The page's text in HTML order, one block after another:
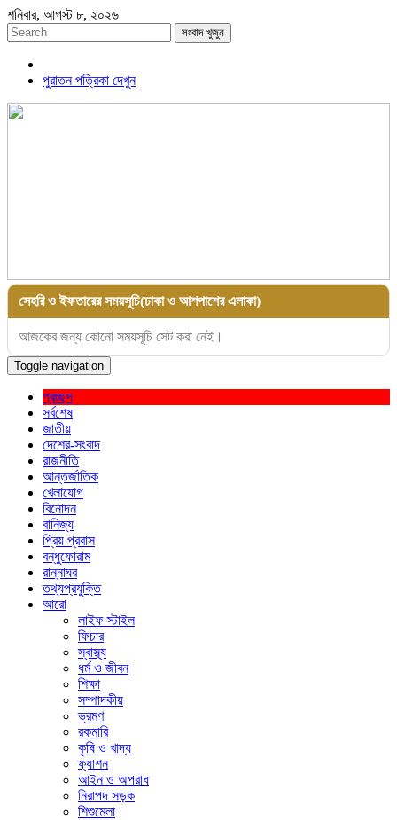
শনিবার, আগস্ট ৮, ২০২৬
সংবাদ খুজুন
পুরাতন পত্রিকা দেখুন
সেহরি ও ইফতারের সময়সূচি(ঢাকা ও আশপাশের এলাকা)
আজকের জন্য কোনো সময়সূচি সেট করা নেই।
Toggle navigation
প্রচ্ছদ
সর্বশেষ
জাতীয়
দেশের-সংবাদ
রাজনীতি
আন্তর্জাতিক
খেলাযোগ
বিনোদন
বানিজ্য
প্রিয় প্রবাস
বন্ধুফোরাম
রান্নাঘর
তথ্যপ্রযুক্তি
আরো
লাইফ স্টাইল
ফিচার
স্বাস্থ্য
ধর্ম ও জীবন
শিক্ষা
সম্পাদকীয়
ভ্রমণ
রকমারি
কৃষি ও খাদ্য
ফ্যাশন
আইন ও অপরাধ
নিরাপদ সড়ক
শিশুমেলা